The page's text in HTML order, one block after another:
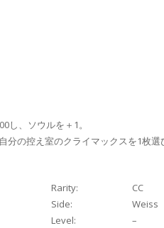
し、ソウルを＋1。
分の控え室のクライマックスを1枚選
Rarity:
CC
Side:
Weiss
Level:
–